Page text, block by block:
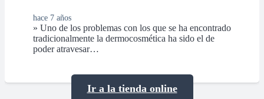
hace 7 años
» Uno de los problemas con los que se ha encontrado
tradicionalmente la dermocosmética ha sido el de
poder atravesar…
Ir a la tienda online